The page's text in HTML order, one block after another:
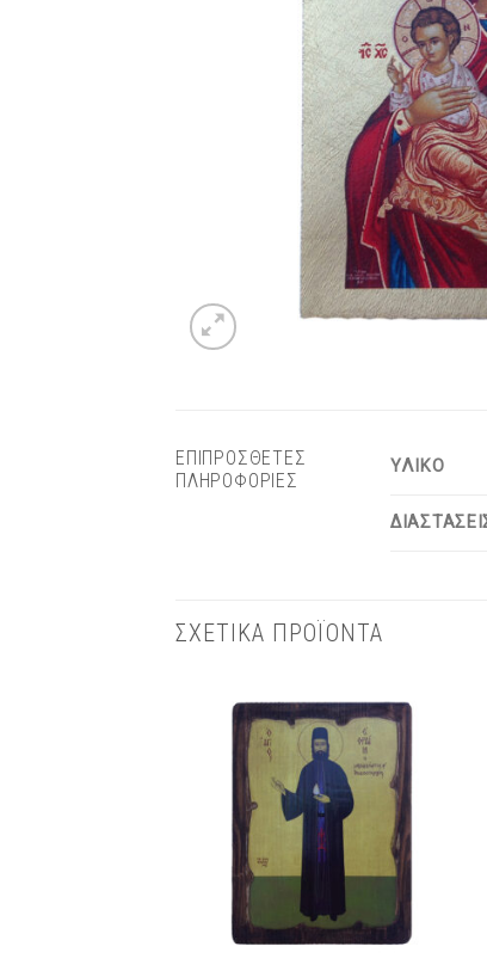
ΕΠΙΠΡΟΣΘΕΤΕΣ
ΠΛΗΡΟΦΟΡΙΕΣ
ΥΛΙΚΟ
ΣΧΕΤΙΚΑ ΠΡΟΪΟΝΤΑ
στην λίστα
επιθυμιών